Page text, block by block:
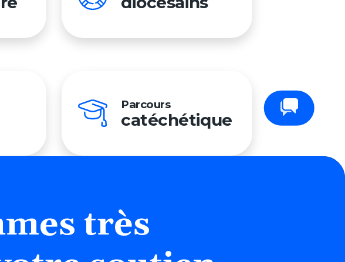
Parcours
catéchétique
Contactez-nous
très